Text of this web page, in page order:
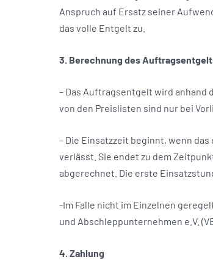
Anspruch auf Ersatz seiner
das volle Entgelt zu.
3. Berechnung des
– Das Auftragsentgelt wird
von den Preislisten sind nur bei
– Die Einsatzzeit beginnt, wenn
verlässt. Sie endet zu dem
abgerechnet. Die erste
-Im Falle nicht im Einzelnen
und Abschleppunternehmen e.V.
4. Zahlung